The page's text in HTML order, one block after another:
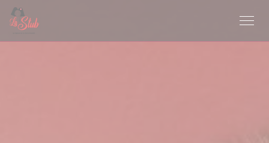
Cookie管理面板